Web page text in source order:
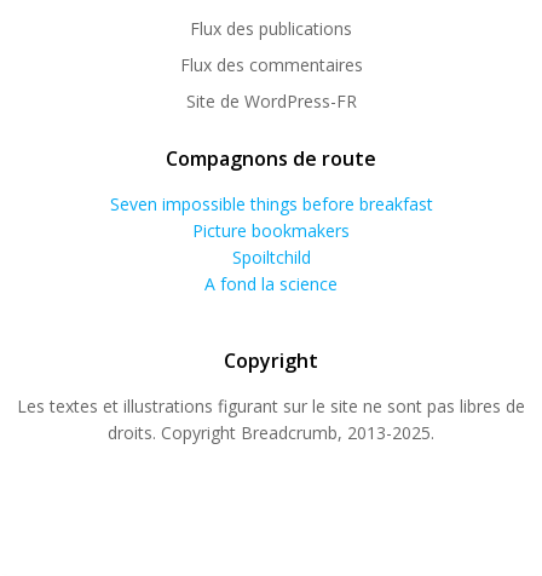
Flux des publications
Flux des commentaires
Site de WordPress-FR
Compagnons de route
Seven impossible things before breakfast
Picture bookmakers
Spoiltchild
A fond la science
Copyright
Les textes et illustrations figurant sur le site ne sont pas libres de
droits. Copyright Breadcrumb, 2013-2025.